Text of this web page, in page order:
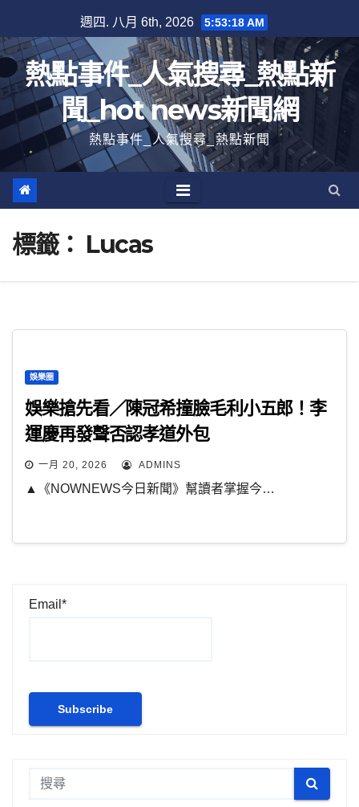
至
內
容
週四. 八月 6th, 2026 5:53:19 AM
熱點事件_人氣搜尋_熱點新
聞_hot news新聞網
熱點事件_人氣搜尋_熱點新聞
標籤： Lucas
娛樂圈
娛樂搶先看／陳冠希撞臉毛利小五郎！李
運慶再發聲否認孝道外包
一月 20, 2026 ADMINS
▲《NOWNEWS今日新聞》幫讀者掌握今…
Email*